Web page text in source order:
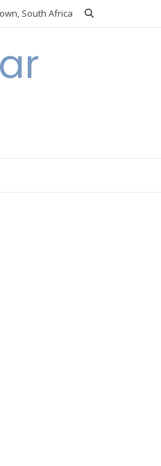
South Africa